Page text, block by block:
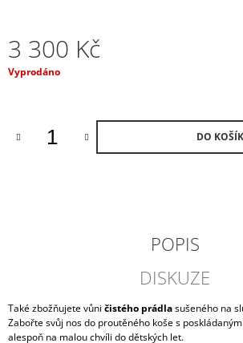
3 300 Kč
Měrná
Vyprodáno
DO
POPIS
DISKUZE
Také zbožňujete vůni čistého prádlasušeného na
Zabořte svůj nos do proutěného koše s
alespoň na malou chvíli do dětských let.
ISTANBUL
VONNÁ
SVÍČKA
/
VELKÁ